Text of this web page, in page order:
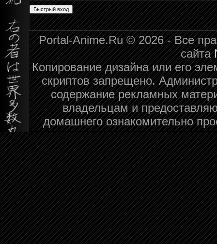
Portal-Anime.Ru © 2026 - Все
сайта
Копирование дизайна или его
скриптов запрещено.
содержание рекламных
владельцам и
домашнего ознакомительно